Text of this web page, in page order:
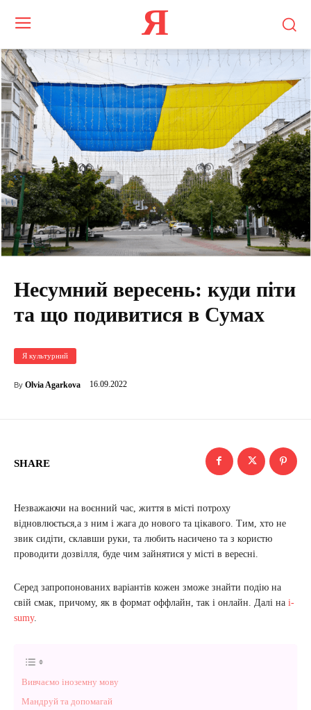
Я
Несумний вересень: куди піти
та що подивитися в Сумах
Я культурний
By Olvia Agarkova 16.09.2022
SHARE
Незважаючи на воєнний час, життя в місті потроху
відновлюється,а з ним і жага до нового та цікавого. Тим, хто не
звик сидіти, склавши руки, та любить насичено та з користю
проводити дозвілля, буде чим зайнятися у місті в вересні.
Серед запропонованих варіантів кожен зможе знайти подію на
свій смак, причому, як в формат оффлайн, так і онлайн. Далі на i-
sumy.
Вивчаємо іноземну мову
Мандруй та допомагай